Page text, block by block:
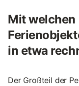
Mit welchen
in etwa
Der Großteil der